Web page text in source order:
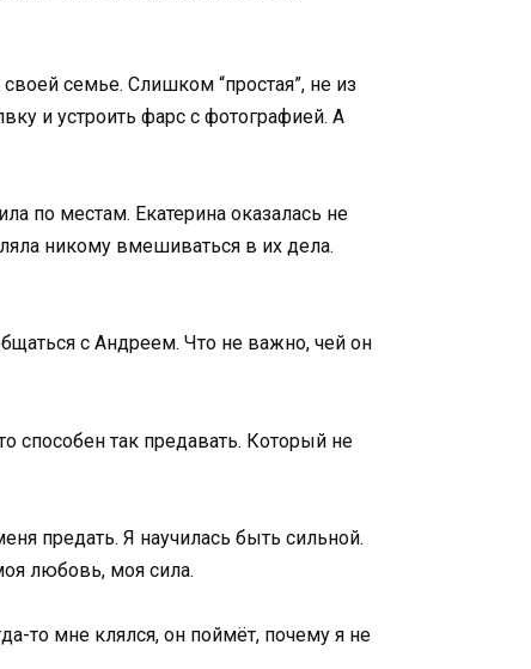
семье. Слишком “простая”, не из
и устроить фарс с фотографией. А
по местам. Екатерина оказалась не
никому вмешиваться в их дела.
с Андреем. Что не важно, чей он
способен так предавать. Который не
предать. Я научилась быть сильной.
любовь, моя сила.
то мне клялся, он поймёт, почему я не